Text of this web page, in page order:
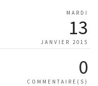
MARDI
13
JANVIER 2015
0
COMMENTAIRE(S)